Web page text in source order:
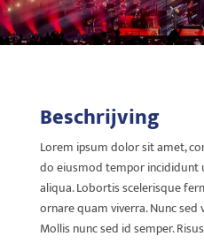
Beschrijving
Lorem ipsum dolor sit amet,
do eiusmod tempor incididunt
aliqua. Lobortis scelerisque
ornare quam viverra. Nunc
Mollis nunc sed id semper.